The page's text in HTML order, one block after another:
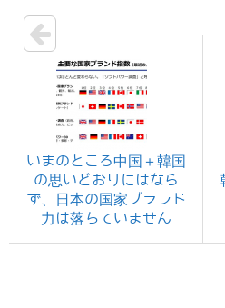
いまのところ中国＋韓国
の思いどおりにはなら
ず、日本の国家ブランド
力は落ちていません